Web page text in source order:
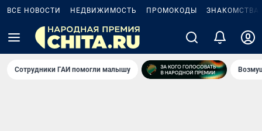
ВСЕ НОВОСТИ НЕДВИЖИМОСТЬ ПРОМОКОДЫ ЗНАКОМСТВА
Сотрудники ГАИ помогли малышу